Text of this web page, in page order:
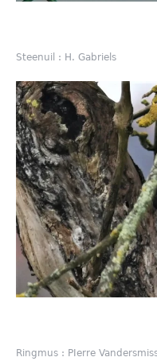
Steenuil : H. Gabriels
Ringmus : PIerre